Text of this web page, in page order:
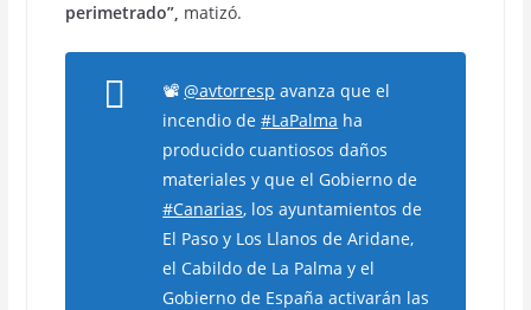
perimetrado”, matizó.
📽️@avtorresp avanza que el
incendio de#LaPalma ha
producido cuantiosos daños
materiales y que el Gobierno de
#Canarias, los ayuntamientos de
El Paso y Los Llanos de Aridane,
el Cabildo de La Palma y el
Gobierno de España activarán las